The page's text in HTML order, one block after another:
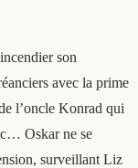
son
avec la prime
l’oncle Konrad qui
Oskar ne se
surveillant Liz